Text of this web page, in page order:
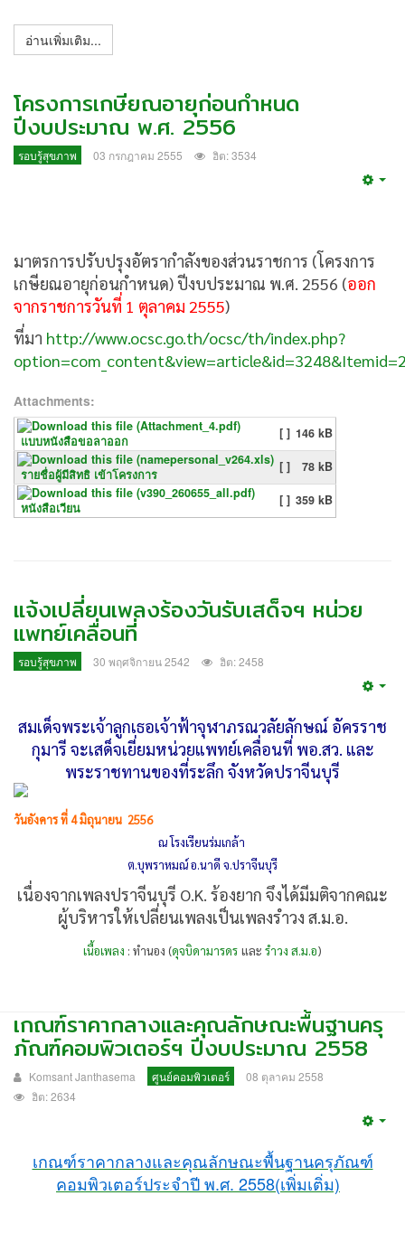
อ่านเพิ่มเติม...
โครงการเกษียณอายุก่อนกำหนด
ปีงบประมาณ พ.ศ. 2556
รอบรู้สุขภาพ 03 กรกฎาคม 2555 ฮิต: 3534
มาตรการปรับปรุงอัตรากำลังของส่วนราชการ (โครงการ
เกษียณอายุก่อนกำหนด) ปีงบประมาณ พ.ศ. 2556 (ออก
จากราชการวันที่ 1 ตุลาคม 2555)
ที่มา http://www.ocsc.go.th/ocsc/th/index.php?
Attachments:
แบบหนังสือขอลาออก [ ] 146 kB
รายชื่อผู้มีสิทธิ เข้าโครงการ [ ] 78 kB
หนังสือเวียน [ ] 359 kB
แจ้งเปลี่ยนเพลงร้องวันรับเสด็จฯ หน่วย
แพทย์เคลื่อนที่
รอบรู้สุขภาพ 30 พฤศจิกายน 2542 ฮิต: 2458
สมเด็จพระเจ้าลูกเธอเจ้าฟ้าจุฬาภรณวลัยลักษณ์ อัครราช
กุมารี จะเสด็จเยี่ยมหน่วยแพทย์เคลื่อนที่ พอ.สว. และ
พระราชทานของที่ระลึก จังหวัดปราจีนบุรี
วันอังคาร ที่ 4 มิถุนายน 2556
ณ โรงเรียนร่มเกล้า
ต.บุพราหมณ์ อ.นาดี จ.ปราจีนบุรี
เนื่องจากเพลงปราจีนบุรี O.K. ร้องยาก จึงได้มีมติจากคณะ
ผู้บริหารให้เปลี่ยนเพลงเป็นเพลงรำวง ส.ม.อ.
เนื้อเพลง : ทำนอง (ดุจบิดามารดร และ รำวง ส.ม.อ)
เกณฑ์ราคากลางและคุณลักษณะพื้นฐานครุ
ภัณฑ์คอมพิวเตอร์ฯ ปีงบประมาณ 2558
Komsant Janthasema ศูนย์คอมพิวเตอร์
08 ตุลาคม 2558
ฮิต: 2634
เกณฑ์ราคากลางและคุณลักษณะพื้นฐานครุภัณฑ์
คอมพิวเตอร์ประจำปี พ.ศ. 2558(เพิ่มเติ่ม)